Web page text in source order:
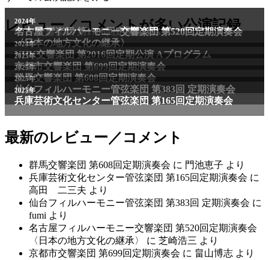
レビュー／コメントが多い公演記録
最新のレビュー／コメント
群馬交響楽団 第608回定期演奏会 に 門池恵子 より
兵庫芸術文化センター管弦楽団 第165回定期演奏会 に
高田 二三夫 より
仙台フィルハーモニー管弦楽団 第383回 定期演奏会 に
fumi より
名古屋フィルハーモニー交響楽団 第520回定期演奏会
〈日本の地方文化の継承〉
に 芝崎浩三 より
京都市交響楽団 第699回定期演奏会 に 畠山博志 より